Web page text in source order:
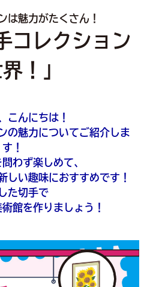
は魅力がたくさん！
コレクション
！」
こんにちは！
の魅力についてご紹介しま
す！
わず楽しめて、
しい趣味におすすめです！
た切手で
館を作りましょう！